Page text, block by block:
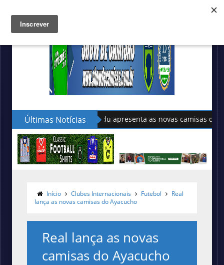
Últimas NotíciasSudu apresenta as novas camisas do País de
Início Clubes Internacionais Futebol
Real
lança as novas camisas do Ayacucho
Real lança as novas
camisas do Ayacucho